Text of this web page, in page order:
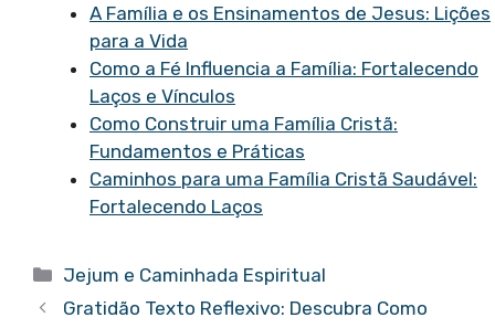
A Família e os Ensinamentos de Jesus: Lições
para a Vida
Como a Fé Influencia a Família: Fortalecendo
Laços e Vínculos
Como Construir uma Família Cristã:
Fundamentos e Práticas
Caminhos para uma Família Cristã Saudável:
Fortalecendo Laços
Categorias
Jejum e Caminhada Espiritual
Gratidão Texto Reflexivo: Descubra Como